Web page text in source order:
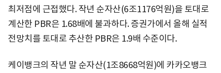
최저점에 근접했다. 작년 순자산(6조1176억원)을 토대로
계산한 PBR은 1.68배에 불과하다. 증권가에서 올해 실적
전망치를 토대로 추산한 PBR은 1.9배 수준이다.
케이뱅크의 작년 말 순자산(1조8668억원)에 카카오뱅크